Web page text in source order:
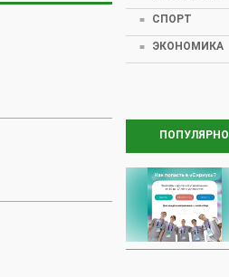
СПОРТ
ЭКОНОМИКА
ПОПУЛЯРНО